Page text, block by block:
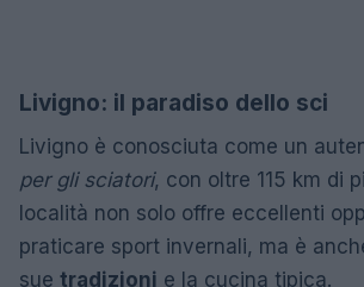
Livigno: il paradiso dello sci
Livigno è conosciuta come un
per gli sciatori, con oltre 115 km di
località non solo offre eccellenti
praticare sport invernali, ma è
sue tradizioni e la cucina tipica.